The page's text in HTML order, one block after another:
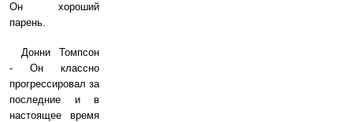
Он хороший
парень.
Донни Томпсон
- Он классно
прогрессировал за
последние и в
настоящее время